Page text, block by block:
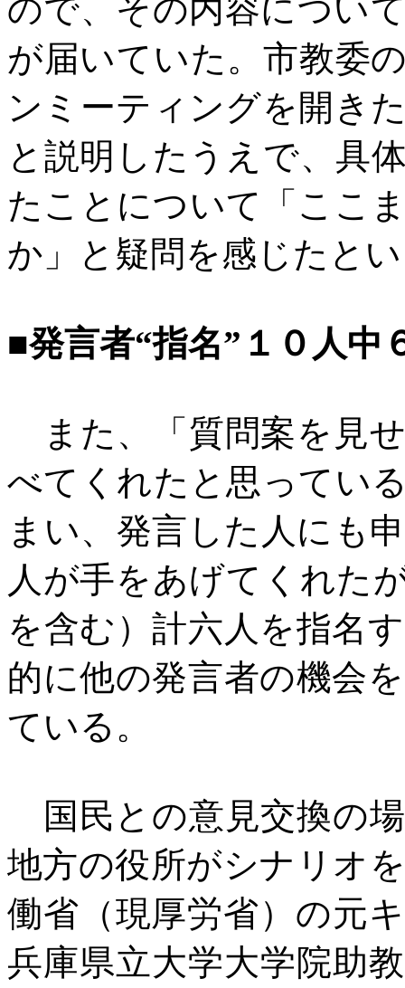
ので、その内容につい
が届いていた。市教委
ンミーティングを開き
と説明したうえで、具
たことについて「ここ
か」と疑問を感じたと
■発言者“指名”１０人中
また、「質問案を見
べてくれたと思ってい
まい、発言した人にも
人が手をあげてくれた
を含む）計六人を指名
的に他の発言者の機会
ている。
国民との意見交換の
地方の役所がシナリオ
働省（現厚労省）の元
兵庫県立大学大学院助